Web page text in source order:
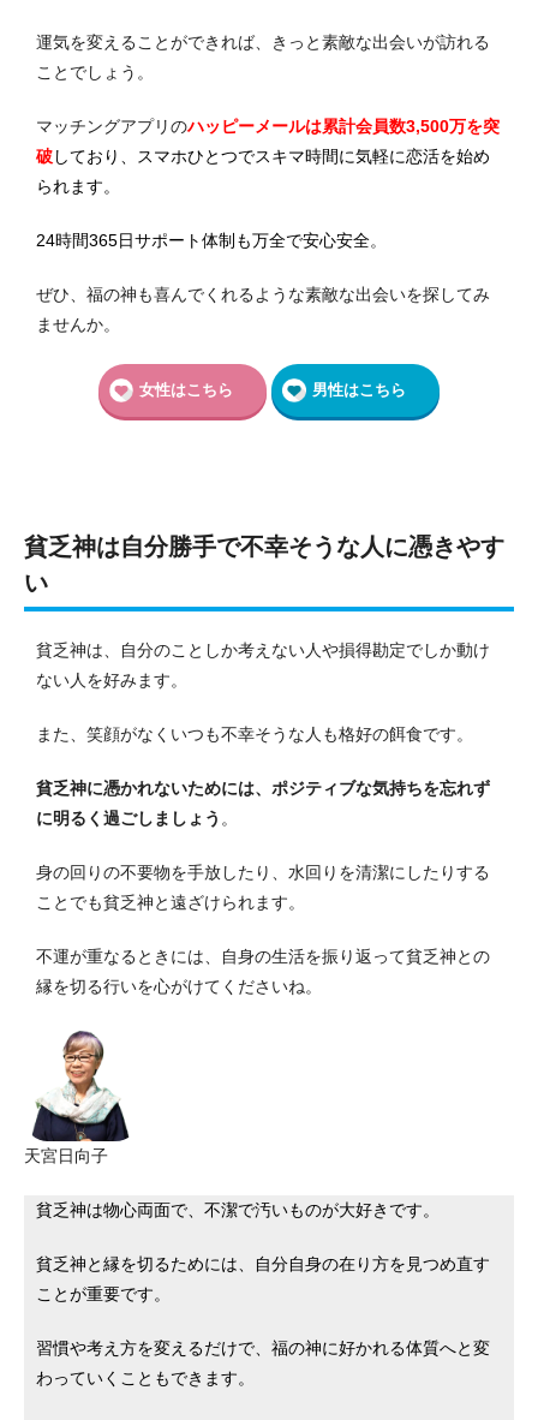
運気を変えることができれば、きっと素敵な出会いが訪れる
ことでしょう。
マッチングアプリのハッピーメールは累計会員数3,500万を突
破しており、スマホひとつでスキマ時間に気軽に恋活を始め
られます。
24時間365日サポート体制も万全で安心安全。
ぜひ、福の神も喜んでくれるような素敵な出会いを探してみ
ませんか。
女性はこちら 男性はこちら
貧乏神は自分勝手で不幸そうな人に憑きやす
い
貧乏神は、自分のことしか考えない人や損得勘定でしか動け
ない人を好みます。
また、笑顔がなくいつも不幸そうな人も格好の餌食です。
貧乏神に憑かれないためには、ポジティブな気持ちを忘れず
に明るく過ごしましょう 。
身の回りの不要物を手放したり、水回りを清潔にしたりする
ことでも貧乏神と遠ざけられます。
不運が重なるときには、自身の生活を振り返って貧乏神との
縁を切る行いを心がけてくださいね。
天宮日向子
貧乏神は物心両面で、不潔で汚いものが大好きです。
貧乏神と縁を切るためには、自分自身の在り方を見つめ直す
ことが重要です。
習慣や考え方を変えるだけで、福の神に好かれる体質へと変
わっていくこともできます。